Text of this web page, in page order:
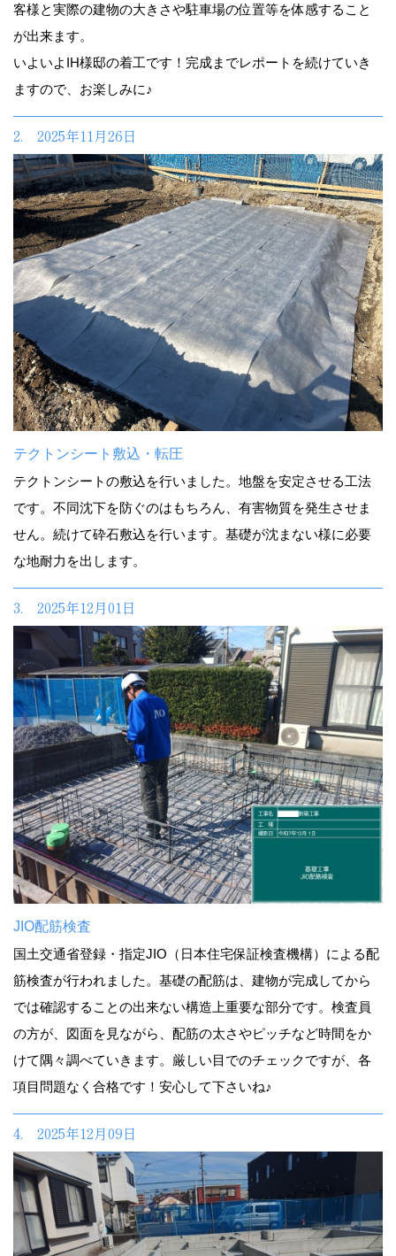
客様と実際の建物の大きさや駐車場の位置等を体感すること
が出来ます。
いよいよIH様邸の着工です！完成までレポートを続けていき
ますので、お楽しみに♪
2. 2025年11月26日
テクトンシート敷込・転圧
テクトンシートの敷込を行いました。地盤を安定させる工法
です。不同沈下を防ぐのはもちろん、有害物質を発生させま
せん。続けて砕石敷込を行います。基礎が沈まない様に必要
な地耐力を出します。
3. 2025年12月01日
JIO配筋検査
国土交通省登録・指定JIO（日本住宅保証検査機構）による配
筋検査が行われました。基礎の配筋は、建物が完成してから
では確認することの出来ない構造上重要な部分です。検査員
の方が、図面を見ながら、配筋の太さやピッチなど時間をか
けて隅々調べていきます。厳しい目でのチェックですが、各
項目問題なく合格です！安心して下さいね♪
4. 2025年12月09日